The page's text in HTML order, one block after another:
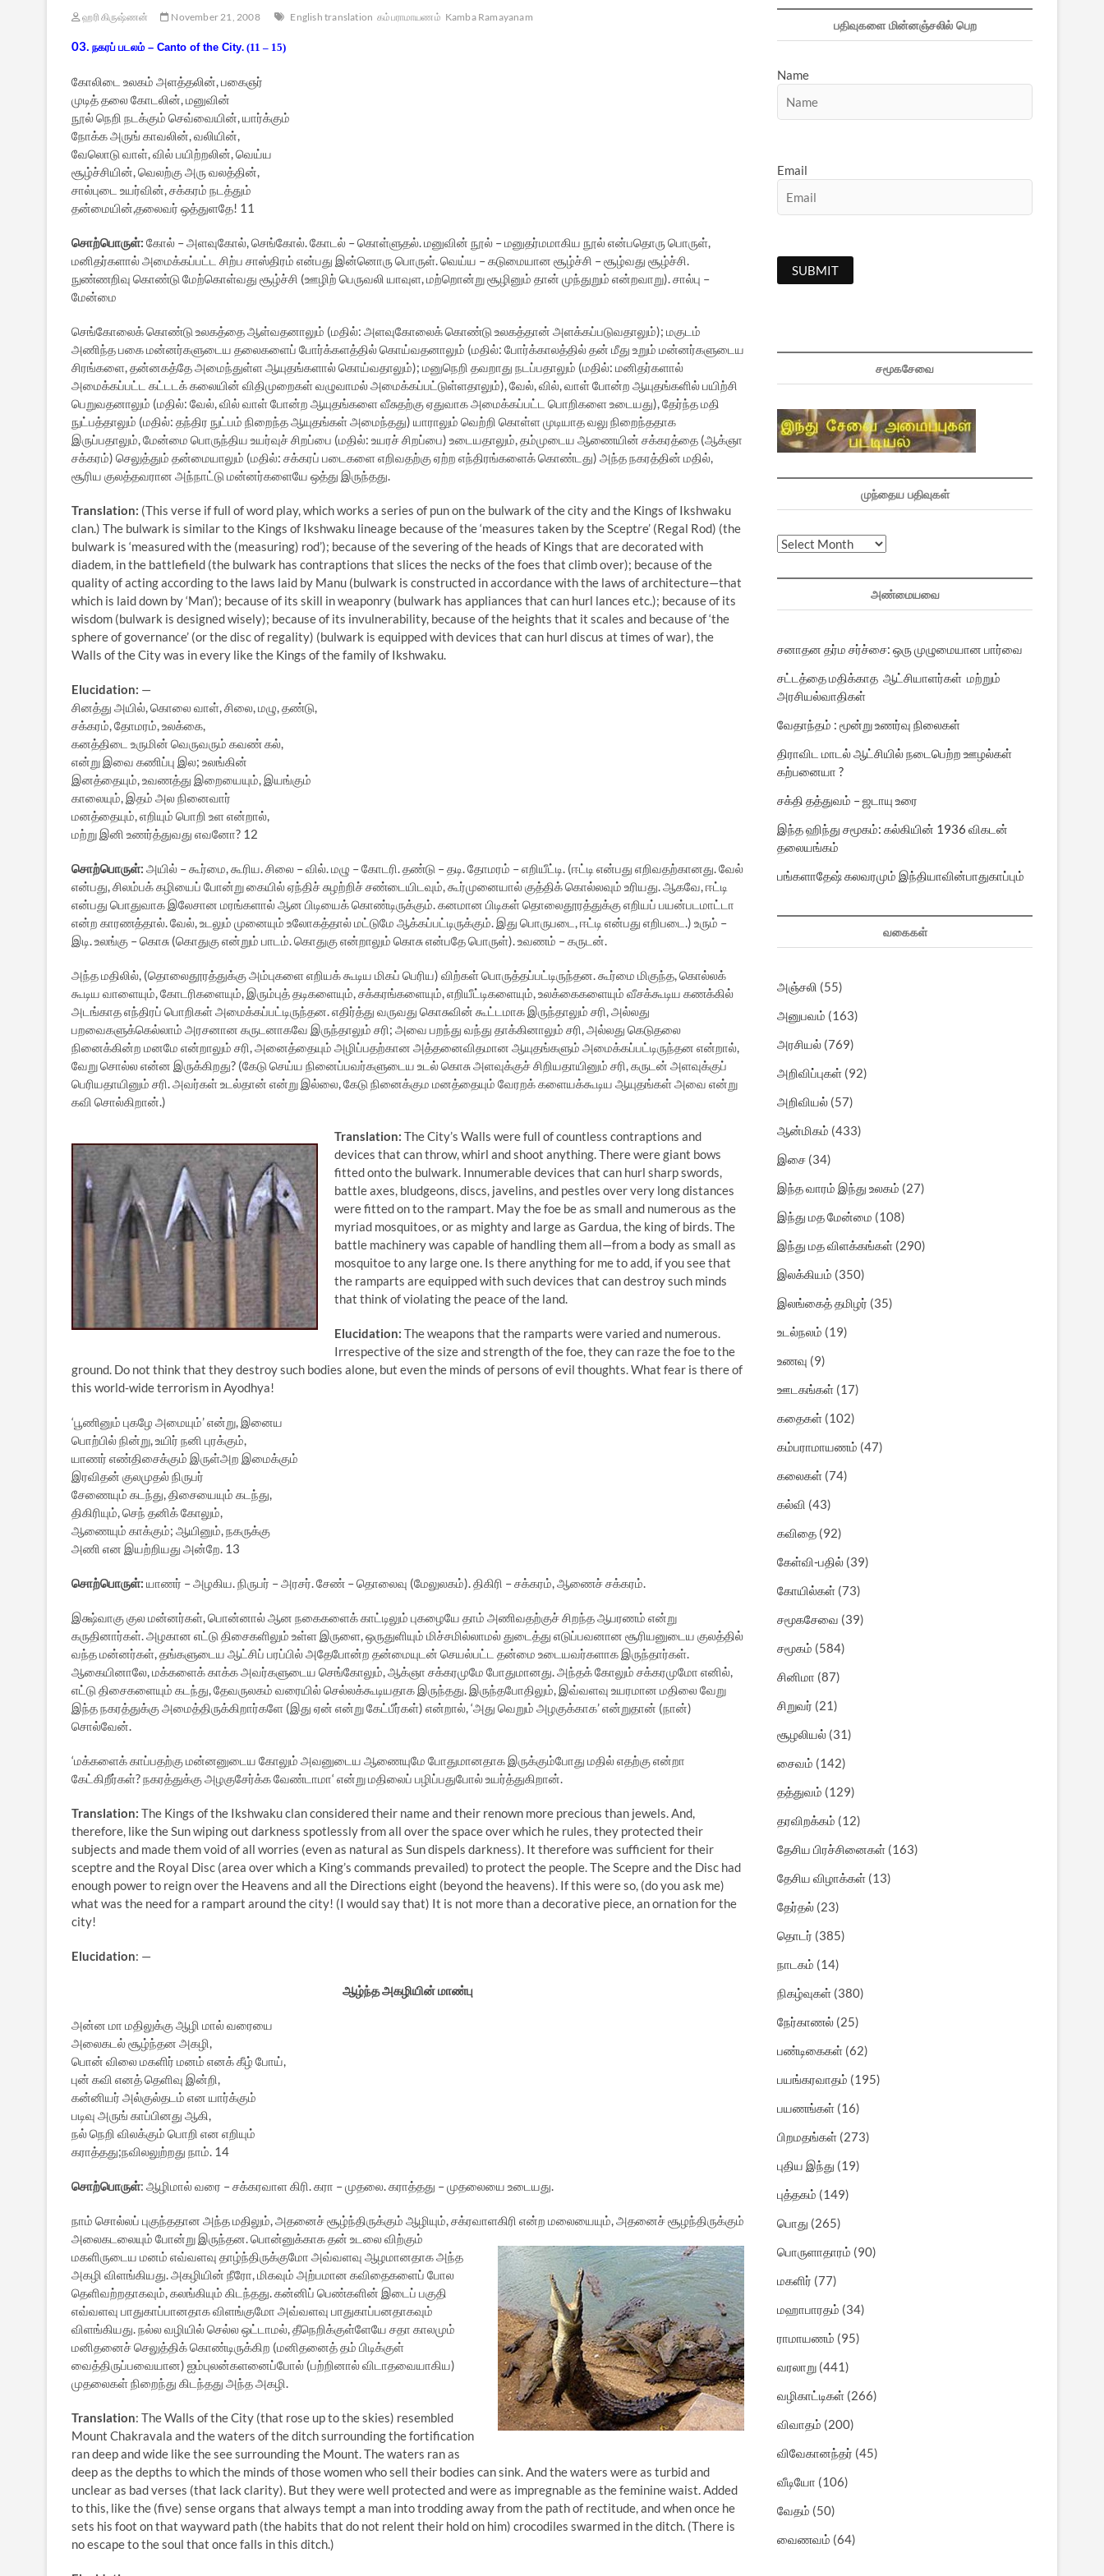
ஹரி கிருஷ்ணன் November 21, 2008 English translation கம்பராமாயணம் Kamba Ramayanam
03. நகரப் படலம்– Canto of the City. (11 – 15)
கோலிடை உலகம் அளத்தலின், பகைஞர்
முடித் தலை கோடலின், மனுவின்
நூல் நெறி நடக்கும் செவ்வையின், யார்க்கும்
நோக்க அருங் காவலின், வலியின்,
வேலொடு வாள், வில் பயிற்றலின், வெய்ய
சூழ்ச்சியின், வெலற்கு அரு வலத்தின்,
சால்புடை உயர்வின், சக்கரம் நடத்தும்
தன்மையின்,தலைவர் ஒத்துளதே! 11
சொற்பொருள்: கோல் – அளவுகோல், செங்கோல். கோடல் – கொள்ளுதல். மனுவின் நூல் – மனுதர்மமாகிய நூல் என்பதொரு பொருள்,
மனிதர்களால் அமைக்கப்பட்ட சிற்ப சாஸ்திரம் என்பது இன்னொரு பொருள். வெய்ய – கடுமையான சூழ்ச்சி – சூழ்வது சூழ்ச்சி.
நுண்ணறிவு கொண்டு மேற்கொள்வது சூழ்ச்சி (ஊழிற் பெருவலி யாவுள, மற்றொன்று சூழினும் தான் முந்துறும் என்றவாறு). சால்பு –
மேன்மை
செங்கோலைக் கொண்டு உலகத்தை ஆள்வதனாலும் (மதில்: அளவுகோலைக் கொண்டு உலகத்தான் அளக்கப்படுவதாலும்); மகுடம்
அணிந்த பகை மன்னர்களுடைய தலைகளைப் போர்க்களத்தில் கொய்வதனாலும் (மதில்: போர்க்காலத்தில் தன் மீது உறும் மன்னர்களுடைய
சிரங்களை, தன்னகத்தே அமைந்துள்ள ஆயுதங்களால் கொய்வதாலும்); மனுநெறி தவறாது நடப்பதாலும் (மதில்: மனிதர்களால்
அமைக்கப்பட்ட கட்டடக் கலையின் விதிமுறைகள் வழுவாமல் அமைக்கப்பட்டுள்ளதாலும்), வேல், வில், வாள் போன்ற ஆயுதங்களில் பயிற்சி
பெறுவதனாலும் (மதில்: வேல், வில் வாள் போன்ற ஆயுதங்களை வீசுதற்கு ஏதுவாக அமைக்கப்பட்ட பொறிகளை உடையது), தேர்ந்த மதி
நுட்பத்தாலும் (மதில்: தந்திர நுட்பம் நிறைந்த ஆயுதங்கள் அமைந்தது) யாராலும் வெற்றி கொள்ள முடியாத வலு நிறைந்ததாக
இருப்பதாலும், மேன்மை பொருந்திய உயர்வுச் சிறப்பை (மதில்: உயரச் சிறப்பை) உடையதாலும், தம்முடைய ஆணையின் சக்கரத்தை (ஆக்ஞா
சக்கரம்) செலுத்தும் தன்மையாலும் (மதில்: சக்கரப் படைகளை எறிவதற்கு ஏற்ற எந்திரங்களைக் கொண்டது) அந்த நகரத்தின் மதில்,
சூரிய குலத்தவரான அந்நாட்டு மன்னர்களையே ஒத்து இருந்தது.
Translation: (This verse if full of word play, which works a series of pun on the bulwark of the city and the Kings of Ikshwaku
clan.) The bulwark is similar to the Kings of Ikshwaku lineage because of the ‘measures taken by the Sceptre’ (Regal Rod) (the
bulwark is ‘measured with the (measuring) rod’); because of the severing of the heads of Kings that are decorated with
diadem, in the battlefield (the bulwark has contraptions that slices the necks of the foes that climb over); because of the
quality of acting according to the laws laid by Manu (bulwark is constructed in accordance with the laws of architecture—that
which is laid down by ‘Man’); because of its skill in weaponry (bulwark has appliances that can hurl lances etc.); because of its
wisdom (bulwark is designed wisely); because of its invulnerability, because of the heights that it scales and because of ‘the
sphere of governance’ (or the disc of regality) (bulwark is equipped with devices that can hurl discus at times of war), the
Walls of the City was in every like the Kings of the family of Ikshwaku.
Elucidation: —
சினத்து அயில், கொலை வாள், சிலை, மழு, தண்டு,
சக்கரம், தோமரம், உலக்கை,
கனத்திடை உருமின் வெருவரும் கவண் கல்,
என்று இவை கணிப்பு இல; உலங்கின்
இனத்தையும், உவணத்து இறையையும், இயங்கும்
காலையும், இதம் அல நினைவார்
மனத்தையும், எறியும் பொறி உள என்றால்,
மற்று இனி உணர்த்துவது எவனோ? 12
சொற்பொருள்: அயில் – கூர்மை, கூரிய. சிலை – வில். மழு – கோடரி. தண்டு – தடி. தோமரம் – எறியீட்டி. (ஈட்டி என்பது எறிவதற்கானது. வேல்
என்பது, சிலம்பக் கழியைப் போன்று கையில் ஏந்திச் சுழற்றிச் சண்டையிடவும், கூர்முனையால் குத்திக் கொல்லவும் உரியது. ஆகவே, ஈட்டி
என்பது பொதுவாக இலேசான மரங்களால் ஆன பிடியைக் கொண்டிருக்கும். கனமான பிடிகள் தொலைதூரத்துக்கு எறியப் பயன்படமாட்டா
என்ற காரணத்தால். வேல், உடலும் முனையும் உலோகத்தால் மட்டுமே ஆக்கப்பட்டிருக்கும். இது பொருபடை, ஈட்டி என்பது எறிபடை.) உரும் –
இடி. உலங்கு – கொசு (கொதுகு என்றும் பாடம். கொதுகு என்றாலும் கொசு என்பதே பொருள்). உவணம் – கருடன்.
அந்த மதிலில், (தொலைதூரத்துக்கு அம்புகளை எறியக் கூடிய மிகப் பெரிய) விற்கள் பொருத்தப்பட்டிருந்தன. கூர்மை மிகுந்த, கொல்லக்
கூடிய வாளையும், கோடரிகளையும், இரும்புத் தடிகளையும், சக்கரங்களையும், எறியீட்டிகளையும், உலக்கைகளையும் வீசக்கூடிய கணக்கில்
அடங்காத எந்திரப் பொறிகள் அமைக்கப்பட்டிருந்தன. எதிர்த்து வருவது கொசுவின் கூட்டமாக இருந்தாலும் சரி, அல்லது
பறவைகளுக்கெல்லாம் அரசனான கருடனாகவே இருந்தாலும் சரி; அவை பறந்து வந்து தாக்கினாலும் சரி, அல்லது கெடுதலை
நினைக்கின்ற மனமே என்றாலும் சரி, அனைத்தையும் அழிப்பதற்கான அத்தனைவிதமான ஆயுதங்களும் அமைக்கப்பட்டிருந்தன என்றால்,
வேறு சொல்ல என்ன இருக்கிறது? (கேடு செய்ய நினைப்பவர்களுடைய உடல் கொசு அளவுக்குச் சிறியதாயினும் சரி, கருடன் அளவுக்குப்
பெரியதாயினும் சரி. அவர்கள் உடல்தான் என்று இல்லை, கேடு நினைக்கும மனத்தையும் வேரறக் களையக்கூடிய ஆயுதங்கள் அவை என்று
கவி சொல்கிறான்.)
Translation: The City’s Walls were full of countless contraptions and
devices that can throw, whirl and shoot anything. There were giant bows
fitted onto the bulwark. Innumerable devices that can hurl sharp swords,
battle axes, bludgeons, discs, javelins, and pestles over very long distances
were fitted on to the rampart. May the foe be as small and numerous as the
myriad mosquitoes, or as mighty and large as Gardua, the king of birds. The
battle machinery was capable of handling them all—from a body as small as
mosquitoe to any large one. Is there anything for me to add, if you see that
the ramparts are equipped with such devices that can destroy such minds
that think of violating the peace of the land.
Elucidation: The weapons that the ramparts were varied and numerous.
Irrespective of the size and strength of the foe, they can raze the foe to the
ground. Do not think that they destroy such bodies alone, but even the minds of persons of evil thoughts. What fear is there of
this world-wide terrorism in Ayodhya!
‘பூணினும் புகழே அமையும்’ என்று, இனைய
பொற்பில் நின்று, உயிர் நனி புரக்கும்,
யாணர் எண்திசைக்கும் இருள்அற இமைக்கும்
இரவிதன் குலமுதல் நிருபர்
சேணையும் கடந்து, திசையையும் கடந்து,
திகிரியும், செந் தனிக் கோலும்,
ஆணையும் காக்கும்; ஆயினும், நகருக்கு
அணி என இயற்றியது அன்றே. 13
சொற்பொருள்: யாணர் – அழகிய. நிருபர் – அரசர். சேண் – தொலைவு (மேலுலகம்). திகிரி – சக்கரம், ஆணைச் சக்கரம்.
இக்ஷ்வாகு குல மன்னர்கள், பொன்னால் ஆன நகைகளைக் காட்டிலும் புகழையே தாம் அணிவதற்குச் சிறந்த ஆபரணம் என்று
கருதினார்கள். அழகான எட்டு திசைகளிலும் உள்ள இருளை, ஒருதுளியும் மிச்சமில்லாமல் துடைத்து எடுப்பவனான சூரியனுடைய குலத்தில்
வந்த மன்னர்கள், தங்களுடைய ஆட்சிப் பரப்பில் அதேபோன்ற தன்மையுடன் செயல்பட்ட தன்மை உடையவர்களாக இருந்தார்கள்.
ஆகையினாலே, மக்களைக் காக்க அவர்களுடைய செங்கோலும், ஆக்ஞா சக்கரமுமே போதுமானது. அந்தக் கோலும் சக்கரமுமோ எனில்,
எட்டு திசைகளையும் கடந்து, தேவருலகம் வரையில் செல்லக்கூடியதாக இருந்தது. இருந்தபோதிலும், இவ்வளவு உயரமான மதிலை வேறு
இந்த நகரத்துக்கு அமைத்திருக்கிறார்களே (இது ஏன் என்று கேட்பீர்கள்) என்றால், ‘அது வெறும் அழகுக்காக’ என்றுதான் (நான்)
சொல்வேன்.
‘மக்களைக் காப்பதற்கு மன்னனுடைய கோலும் அவனுடைய ஆணையுமே போதுமானதாக இருக்கும்போது மதில் எதற்கு என்றா
கேட்கிறீர்கள்? நகரத்துக்கு அழகுசேர்க்க வேண்டாமா‘ என்று மதிலைப் பழிப்பதுபோல் உயர்த்துகிறான்.
Translation: The Kings of the Ikshwaku clan considered their name and their renown more precious than jewels. And,
therefore, like the Sun wiping out darkness spotlessly from all over the space over which he rules, they protected their
subjects and made them void of all worries (even as natural as Sun dispels darkness). It therefore was sufficient for their
sceptre and the Royal Disc (area over which a King’s commands prevailed) to protect the people. The Scepre and the Disc had
enough power to reign over the Heavens and all the Directions eight (beyond the heavens). If this were so, (do you ask me)
what was the need for a rampart around the city! (I would say that) It is not more than a decorative piece, an ornation for the
city!
Elucidation: —
ஆழ்ந்த அகழியின் மாண்பு
அன்ன மா மதிலுக்கு ஆழி மால் வரையை
அலைகடல் சூழ்ந்தன அகழி,
பொன் விலை மகளிர் மனம் எனக் கீழ் போய்,
புன் கவி எனத் தெளிவு இன்றி,
கன்னியர் அல்குல்தடம் என யார்க்கும்
படிவு அருங் காப்பினது ஆகி,
நல் நெறி விலக்கும் பொறி என எறியும்
கராத்தது;நவிலலுற்றது நாம். 14
சொற்பொருள்: ஆழிமால் வரை – சக்கரவாள கிரி. கரா – முதலை. கராத்தது – முதலையை உடையது.
நாம் சொல்லப் புகுந்ததான அந்த மதிலும், அதனைச் சூழ்ந்திருக்கும் ஆழியும், சக்ரவாளகிரி என்ற மலையையும், அதனைச் சூழந்திருக்கும்
அலைகடலையும் போன்று இருந்தன. பொன்னுக்காக தன் உடலை விற்கும்
மகளிருடைய மனம் எவ்வளவு தாழ்ந்திருக்குமோ அவ்வளவு ஆழமானதாக அந்த
அகழி விளங்கியது. அகழியின் நீரோ, மிகவும் அற்பமான கவிதைகளைப் போல
தெளிவற்றதாகவும், கலங்கியும் கிடந்தது. கன்னிப் பெண்களின் இடைப் பகுதி
எவ்வளவு பாதுகாப்பானதாக விளங்குமோ அவ்வளவு பாதுகாப்பனதாகவும்
விளங்கியது. நல்ல வழியில் செல்ல ஒட்டாமல், தீநெறிக்குள்ளேயே சதா காலமும்
மனிதனைச் செலுத்திக் கொண்டிருக்கிற (மனிதனைத் தம் பிடிக்குள்
வைத்திருப்பவையான) ஐம்புலன்களனைப்போல் (பற்றினால் விடாதவையாகிய)
முதலைகள் நிறைந்து கிடந்தது அந்த அகழி.
Translation: The Walls of the City (that rose up to the skies) resembled
Mount Chakravala and the waters of the ditch surrounding the fortification
ran deep and wide like the see surrounding the Mount. The waters ran as
deep as the depths to which the minds of those women who sell their bodies can sink. And the waters were as turbid and
unclear as bad verses (that lack clarity). But they were well protected and were as impregnable as the feminine waist. Added
to this, like the (five) sense organs that always tempt a man into trodding away from the path of rectitude, and when once he
sets his foot on that wayward path (the habits that do not relent their hold on him) crocodiles swarmed in the ditch. (There is
no escape to the soul that once falls in this ditch.)
பதிவுகளை மின்னஞ்சலில் பெற
Name
Email
சமூகசேவை
முந்தைய பதிவுகள்
முந்தைய
அண்மையவை
சனாதன தர்ம சர்ச்சை: ஒரு முழுமையான பார்வை
சட்டத்தை மதிக்காத ஆட்சியாளர்கள் மற்றும்
அரசியல்வாதிகள்
வேதாந்தம் : மூன்று உணர்வு நிலைகள்
திராவிட மாடல் ஆட்சியில் நடைபெற்ற ஊழல்கள்
கற்பனையா ?
சக்தி தத்துவம் – ஜடாயு உரை
இந்த ஹிந்து சமூகம்: கல்கியின் 1936 விகடன்
தலையங்கம்
பங்களாதேஷ் கலவரமும் இந்தியாவின்பாதுகாப்பும்
வகைகள்
அஞ்சலி (55)
அனுபவம் (163)
அரசியல் (769)
அறிவிப்புகள் (92)
அறிவியல் (57)
ஆன்மிகம் (433)
இசை (34)
இந்த வாரம் இந்து உலகம் (27)
இந்து மத மேன்மை (108)
இந்து மத விளக்கங்கள் (290)
இலக்கியம் (350)
இலங்கைத் தமிழர் (35)
உடல்நலம் (19)
உணவு (9)
ஊடகங்கள் (17)
கதைகள் (102)
கம்பராமாயணம் (47)
கலைகள் (74)
கல்வி (43)
கவிதை (92)
கேள்வி-பதில் (39)
கோயில்கள் (73)
சமூகசேவை (39)
சமூகம் (584)
சினிமா (87)
சிறுவர் (21)
சூழலியல் (31)
சைவம் (142)
தத்துவம் (129)
தரவிறக்கம் (12)
தேசிய பிரச்சினைகள் (163)
தேசிய விழாக்கள் (13)
தேர்தல் (23)
தொடர் (385)
நாடகம் (14)
நிகழ்வுகள் (380)
நேர்காணல் (25)
பண்டிகைகள் (62)
பயங்கரவாதம் (195)
பயணங்கள் (16)
பிறமதங்கள் (273)
புதிய இந்து (19)
புத்தகம் (149)
பொது (265)
பொருளாதாரம் (90)
மகளிர் (77)
மஹாபாரதம் (34)
ராமாயணம் (95)
வரலாறு (441)
வழிகாட்டிகள் (266)
விவாதம் (200)
விவேகானந்தர் (45)
வீடியோ (106)
வேதம் (50)
வைணவம் (64)